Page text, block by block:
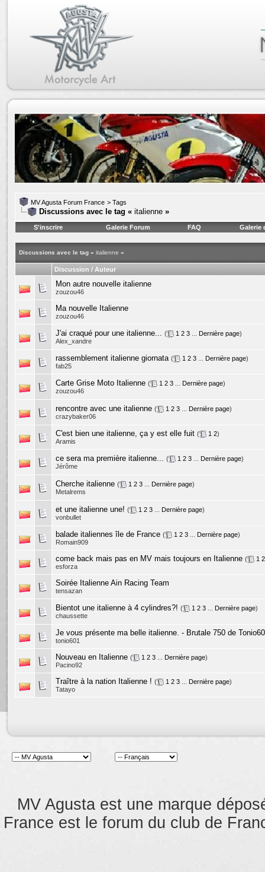
MV Agusta Forum France > Tags
Discussions avec le tag « italienne »
S'inscrire Galerie Forum FAQ Galerie
Discussions avec le tag « italienne »
Discussion / Auteur
Mon autre nouvelle italienne
zouzou46
Ma nouvelle Italienne
zouzou46
J'ai craqué pour une italienne... ( 1 2 3 Dernière page)
Alex_xandre
rassemblement italienne giornata ( 1 2 3 Dernière page)
fab25
Carte Grise Moto Italienne ( 1 2 3 Dernière page)
zouzou46
rencontre avec une italienne ( 1 2 3 Dernière page)
crazybaker06
C'est bien une italienne, ça y est elle fuit ( 1 2)
Aramis
ce sera ma première italienne... ( 1 2 3 Dernière page)
Jérôme
Cherche italienne ( 1 2 3 Dernière page)
Metalrems
et une italienne une! ( 1 2 3 Dernière page)
vonbullet
balade italiennes île de France ( 1 2 3 Dernière page)
Romain909
come back mais pas en MV mais toujours en Italienne ( 1 2
esforza
Soirée Italienne Ain Racing Team
tensazan
Bientot une italienne à 4 cylindres?! ( 1 2 3 Dernière page)
chaussette
Je vous présente ma belle italienne. - Brutale 750 de
tonio601
Nouveau en Italienne ( 1 2 3 Dernière page)
Pacino92
Traître à la nation Italienne ! ( 1 2 3 Dernière page)
Tatayo
MV Agusta est une marque
France est le forum du club de